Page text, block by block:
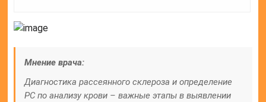
Мнение врача:
Диагностика рассеянного склероза и определение
РС по анализу крови – важные этапы в выявлении